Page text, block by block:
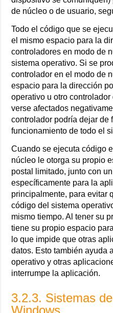
de núcleo o de usuario,
Todo el código que se
el mismo espacio para la
controladores en modo de
sistema operativo. Si se
controlador en el modo de
espacio para la dirección
operativo u otro
verse afectados
controlador podría dejar de
funcionamiento de todo el
Cuando se ejecuta código
núcleo le otorga su propio
postal limitado, junto con
específicamente para la
principalmente, para evitar
código del sistema
mismo tiempo. Al tener su
tiene su propio espacio
lo que impide que otras
datos. Esto también ayuda
operativo y otras
interrumpe la aplicación.
3.2.3. Sistemas
Windows